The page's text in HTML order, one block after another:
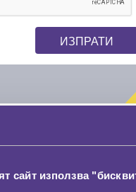
сайт използва
ИЗПРАТИ